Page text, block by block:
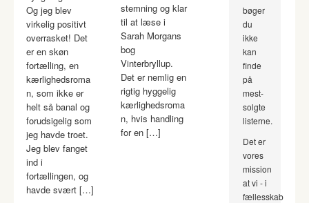
Og jeg blev
virkelig positivt
overrasket! Det
er en skøn
fortælling, en
kærlighedsroma
n, som ikke er
helt så banal og
forudsigelig som
jeg havde troet.
Jeg blev fanget
ind i
fortællingen, og
havde svært […]
stemning og klar
til at læse i
Sarah Morgans
bog
Vinterbryllup.
Det er nemlig en
rigtig hyggelig
kærlighedsroma
n, hvis handling
for en […]
bøger
du
ikke
kan
finde
på
mest-
solgte
listerne.
Det er
vores
mission
at vi - i
fællesskab